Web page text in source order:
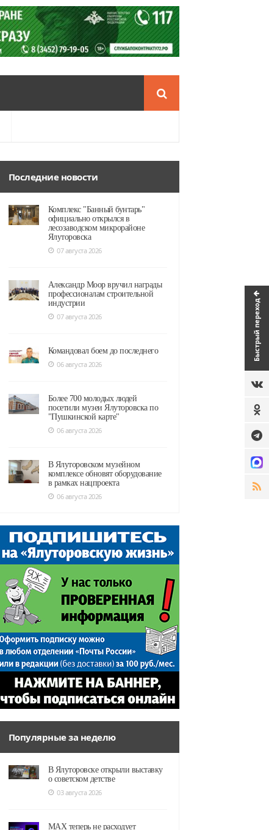
Быстрый переход
Последние новости
Комплекс "Банный бунтарь"
официально открылся в
лесозаводском микрорайоне
Ялуторовска
07 августа 2026
Александр Моор вручил награды
профессионалам строительной
индустрии
07 августа 2026
Командовал боем до последнего
06 августа 2026
Более 700 молодых людей
посетили музеи Ялуторовска по
"Пушкинской карте"
06 августа 2026
В Ялуторовском музейном
комплексе обновят оборудование
в рамках нацпроекта
06 августа 2026
Популярные за неделю
В Ялуторовске открыли выставку
о советском детстве
03 августа 2026
MAX теперь не расходует